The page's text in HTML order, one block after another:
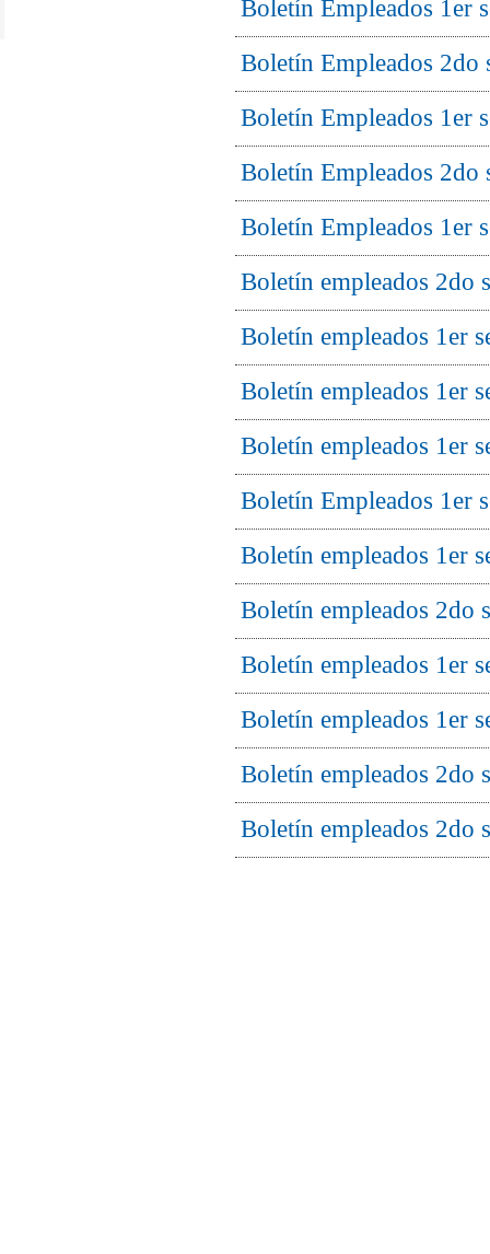
Boletín Empleados 1er
Boletín Empleados 2do
Boletín Empleados 1er
Boletín Empleados 2do
Boletín Empleados 1er
Boletín empleados 2do
Boletín empleados 1er
Boletín empleados 1er
Boletín empleados 1er
Boletín Empleados 1er
Boletín empleados 1er
Boletín empleados 2do
Boletín empleados 1er
Boletín empleados 1er
Boletín empleados 2do
Boletín empleados 2do